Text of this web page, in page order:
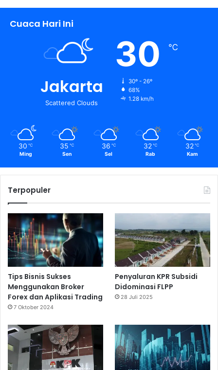
Cuaca Hari Ini
Jakarta
Scattered Clouds
30 ℃
30º - 26º
68%
1.28 km/h
30 ℃
Ming
35 ℃
Sen
36 ℃
Sel
32 ℃
Rab
32 ℃
Kam
Terpopuler
Tips Bisnis Sukses
Menggunakan Broker
Forex dan Aplikasi Trading
7 Oktober 2024
Penyaluran KPR Subsidi
Didominasi FLPP
28 Juli 2025